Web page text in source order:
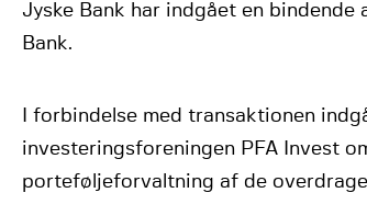
Jyske Bank har indgået en bindende
Bank.
I forbindelse med transaktionen
investeringsforeningen PFA Invest
porteføljeforvaltning af de